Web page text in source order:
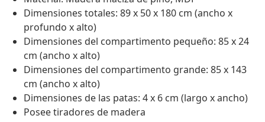
Dimensiones totales: 89 x 50 x 180 cm (ancho x
profundo x alto)
Dimensiones del compartimento pequeño: 85 x 24
cm (ancho x alto)
Dimensiones del compartimento grande: 85 x 143
cm (ancho x alto)
Dimensiones de las patas: 4 x 6 cm (largo x ancho)
Posee tiradores de madera